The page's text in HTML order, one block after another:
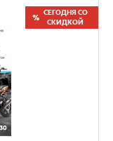
СЕГОДНЯ СО
СКИДКОЙ